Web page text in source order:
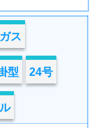
ス
型 24号